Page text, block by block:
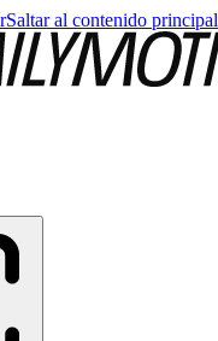
Saltar al contenido principal